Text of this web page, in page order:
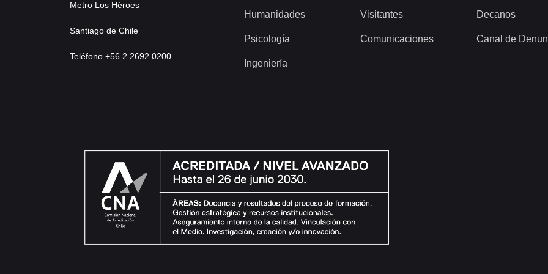
Metro Los Héroes
Santiago de Chile
Teléfono +56 2 2692 0200
Humanidades
Psicología
Ingeniería
Visitantes
Comunicaciones
Decanos
Canal de